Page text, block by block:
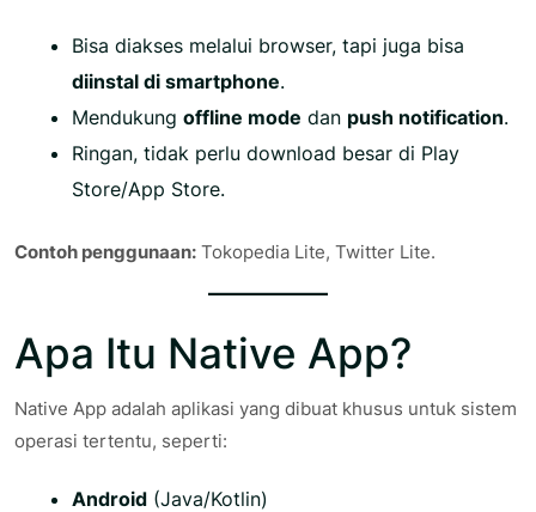
Bisa diakses melalui browser, tapi juga bisa
diinstal di smartphone.
Mendukung offline mode dan push notification.
Ringan, tidak perlu download besar di Play
Store/App Store.
Contoh penggunaan: Tokopedia Lite, Twitter Lite.
Apa Itu Native App?
Native App adalah aplikasi yang dibuat khusus untuk sistem
operasi tertentu, seperti:
Android (Java/Kotlin)